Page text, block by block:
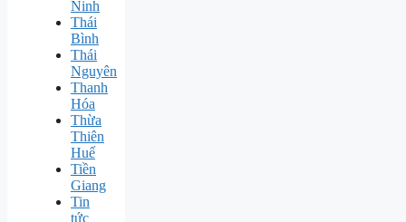
Ninh
Thái
Bình
Thái
Nguyên
Thanh
Hóa
Thừa
Thiên
Huế
Tiền
Giang
Tin
tức